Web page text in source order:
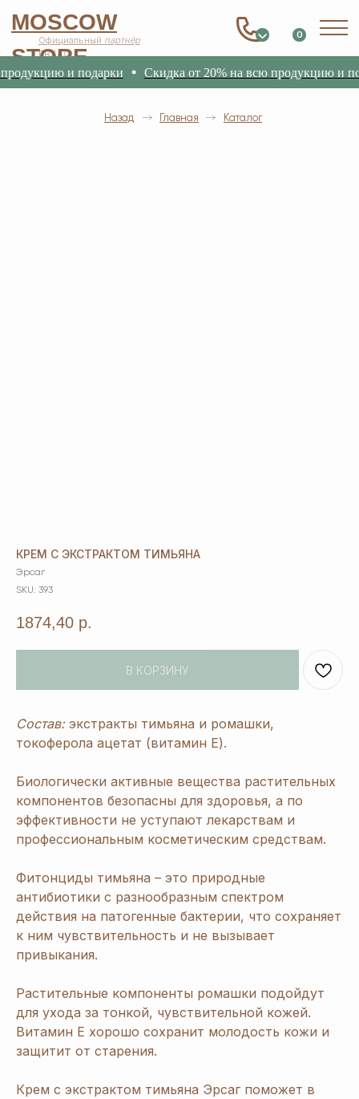
и подарки Скидка от 20% на всю продукцию и
MOSCOW
STORE
Официальныйпартнёр
ERSAG
Назад Главная Каталог
КРЕМ С ЭКСТРАКТОМ ТИМЬЯНА
Эрсаг
SKU: 393
1874,40 р.
В КОРЗИНУ
Состав:экстракты тимьяна и ромашки,
токоферола ацетат (витамин Е).
Биологически активные вещества растительных
компонентов безопасны для здоровья, а по
эффективности не уступают лекарствам и
профессиональным косметическим средствам.
Фитонциды тимьяна – это природные
антибиотики с разнообразным спектром
действия на патогенные бактерии, что сохраняет
к ним чувствительность и не вызывает
привыкания.
Растительные компоненты ромашки подойдут
для ухода за тонкой, чувствительной кожей.
Витамин Е хорошо сохранит молодость кожи и
защитит от старения.
Крем с экстрактом тимьяна Эрсаг поможет в